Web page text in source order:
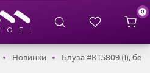
0
Женская одежда
НовинкиНовинкиБлуза #КТ5809 (1),